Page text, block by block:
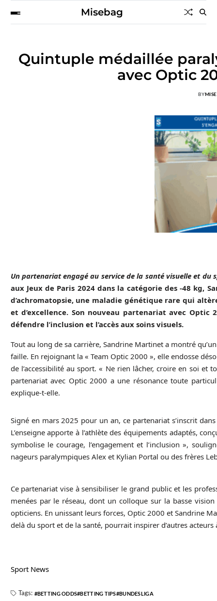
Misebag
Quintuple médaillée
avec Optic
BY
Un partenariat engagé au service de la santé visuelle et du
aux Jeux de Paris 2024 dans la catégorie des -48
d’achromatopsie, une maladie génétique rare qui
et d’excellence. Son nouveau partenariat avec
défendre l’inclusion et l’accès aux soins visuels.
Tout au long de sa carrière, Sandrine Martinet a montré
faille. En rejoignant la « Team Optic 2000 », elle endosse
de l’accessibilité au sport. « Ne rien lâcher, croire en soi
partenariat avec Optic 2000 a une résonance toute
explique-t-elle.
Signé en mars 2025 pour un an, ce partenariat s’inscrit
L’enseigne apporte à l’athlète des équipements adaptés,
symbolise le courage, l’engagement et l’inclusion »,
nageurs paralympiques Alex et Kylian Portal ou des frères
Ce partenariat vise à sensibiliser le grand public et les
menées par le réseau, dont un colloque sur la basse
opticiens. En unissant leurs forces, Optic 2000 et Sandrine
delà du sport et de la santé, pourrait inspirer d’autres
Sport News
Tags: BETTING ODDS BETTING TIPS BUNDESLIGA